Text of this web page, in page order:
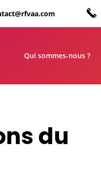
Qui sommes-nous ?
du